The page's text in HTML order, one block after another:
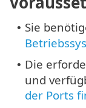
• Sie
• Die
und
der Ports